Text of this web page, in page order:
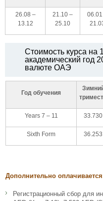
26.08 –
13.12
21.10 –
25.10
Стоимость курса на
академический год
валюте ОАЭ
Год обучения
Years 7 – 11 33.730
Sixth Form 36.253
Дополнительно
Регистрационный сбор для